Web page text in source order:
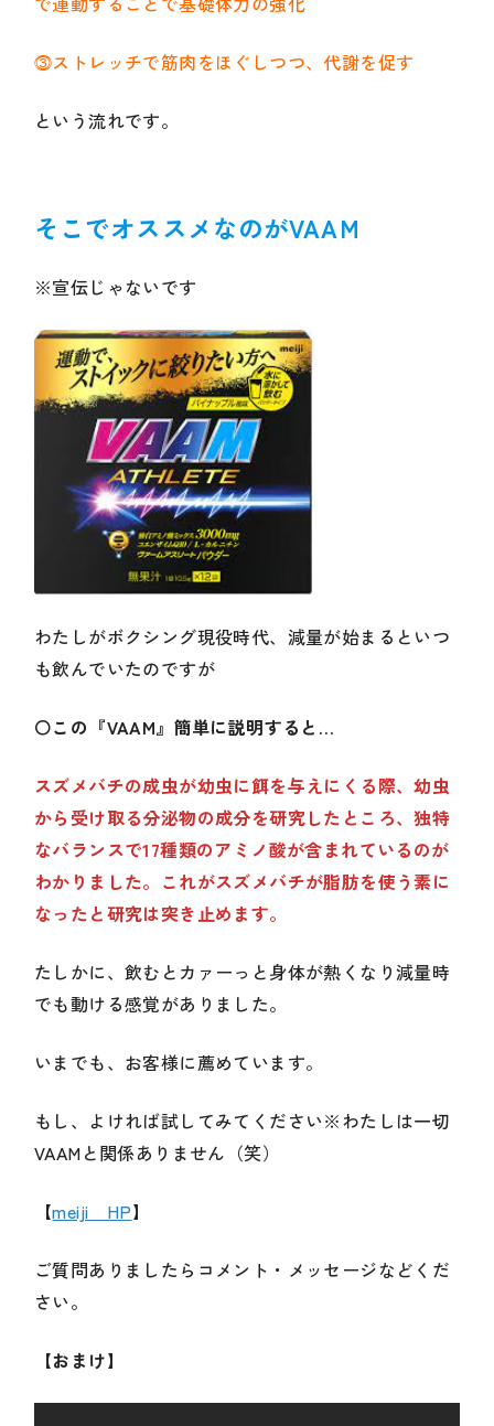
⓷ストレッチで筋肉をほぐしつつ、代謝を促す
という流れです。
そこでオススメなのがVAAM
※宣伝じゃないです
わたしがボクシング現役時代、減量が始まるといつ
も飲んでいたのですが
〇この『VAAM』簡単に説明すると…
スズメバチの成虫が幼虫に餌を与えにくる際、幼虫
から受け取る分泌物の成分を研究したところ、独特
なバランスで17種類のアミノ酸が含まれているのが
わかりました。これがスズメバチが脂肪を使う素に
なったと研究は突き止めます。
たしかに、飲むとカァーっと身体が熱くなり減量時
でも動ける感覚がありました。
いまでも、お客様に薦めています。
もし、よければ試してみてください※わたしは一切
VAAMと関係ありません（笑）
【meiji HP】
ご質問ありましたらコメント・メッセージなどくだ
さい。
【おまけ】